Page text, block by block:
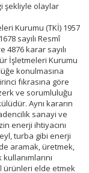
şekliyle olaylar
Kurumu (TKİ) 1957
sayılı Resmî
4876 karar sayılı
İşletmeleri Kurumu
konulmasına
fıkrasına göre
ve sorumluluğu
Aynı kararın
sanayi ve
enerji ihtiyacını
turba gibi enerji
aramak, üretmek,
ürünleri elde etmek